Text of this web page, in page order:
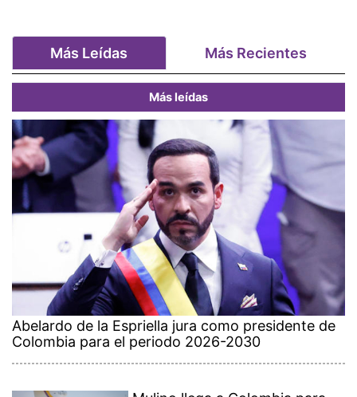
Más Leídas Más Recientes
Más leídas
Abelardo de la Espriella jura como presidente de
Colombia para el periodo 2026-2030